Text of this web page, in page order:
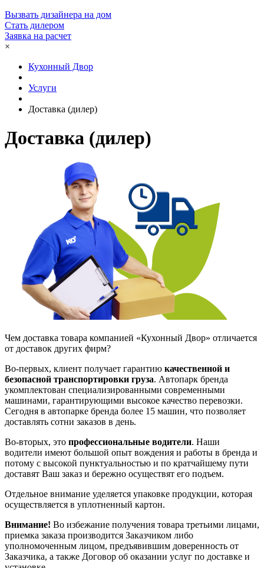
Вызвать дизайнера на дом
Стать дилером
Заявка на расчет
×
Кухонный Двор
Услуги
Доставка (дилер)
Доставка (дилер)
Чем доставка товара компанией «Кухонный Двор» отличается
от доставок других фирм?
Во-первых, клиент получает гарантию качественной и
безопасной транспортировки груза. Автопарк бренда
укомплектован специализированными современными
машинами, гарантирующими высокое качество перевозки.
Сегодня в автопарке бренда более 15 машин, что позволяет
доставлять сотни заказов в день.
Во-вторых, это профессиональные водители. Наши
водители имеют большой опыт вождения и работы в бренда и
потому с высокой пунктуальностью и по кратчайшему пути
доставят Ваш заказ и бережно осуществят его подъем.
Отдельное внимание уделяется упаковке продукции, которая
осуществляется в уплотненный картон.
Внимание! Во избежание получения товара третьими лицами,
приемка заказа производится Заказчиком либо
уполномоченным лицом, предъявившим доверенность от
Заказчика, а также Договор об оказании услуг по доставке и